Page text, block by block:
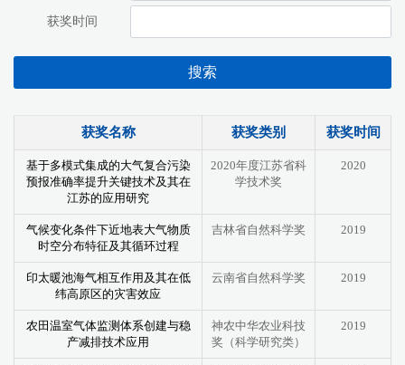
获奖时间
搜索
获奖名称 获奖类别 获奖时间
基于多模式集成的大气复合污染
预报准确率提升关键技术及其在
江苏的应用研究
2020年度江苏省科
学技术奖
2020
气候变化条件下近地表大气物质
时空分布特征及其循环过程
吉林省自然科学奖 2019
印太暖池海气相互作用及其在低
纬高原区的灾害效应
云南省自然科学奖 2019
农田温室气体监测体系创建与稳
产减排技术应用
神农中华农业科技
奖（科学研究类）
2019